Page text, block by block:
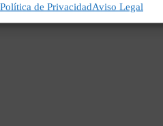
Política de PrivacidadAviso Legal